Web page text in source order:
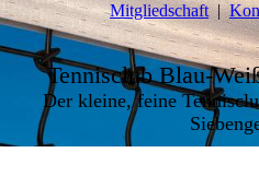
Mitgliedschaft
Tennisclub Blau-
Der kleine, feine